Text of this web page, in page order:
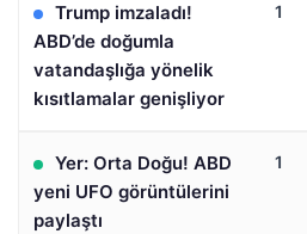
Trump imzaladı!
ABD’de doğumla
vatandaşlığa yönelik
kısıtlamalar genişliyor
1
Yer: Orta Doğu! ABD
yeni UFO görüntülerini
paylaştı
1